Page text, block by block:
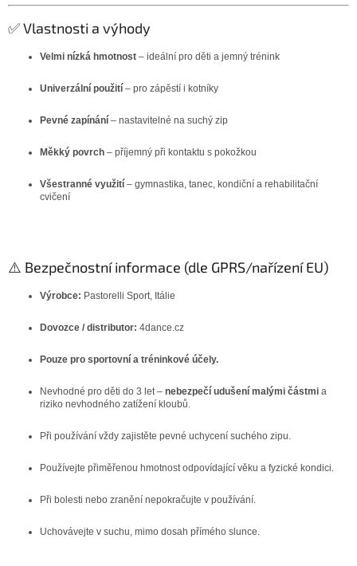
✅ Vlastnosti a výhody
Velmi nízká hmotnost – ideální pro děti a jemný trénink
Univerzální použití – pro zápěstí i kotníky
Pevné zapínání – nastavitelné na suchý zip
Měkký povrch – příjemný při kontaktu s pokožkou
Všestranné využití – gymnastika, tanec, kondiční a rehabilitační
cvičení
⚠️ Bezpečnostní informace (dle GPRS/nařízení EU)
Výrobce: Pastorelli Sport, Itálie
Dovozce / distributor: 4dance.cz
Pouze pro sportovní a tréninkové účely.
Nevhodné pro děti do 3 let – nebezpečí udušení malými částmi a
riziko nevhodného zatížení kloubů.
Při používání vždy zajistěte pevné uchycení suchého zipu.
Používejte přiměřenou hmotnost odpovídající věku a fyzické kondici.
Při bolesti nebo zranění nepokračujte v používání.
Uchovávejte v suchu, mimo dosah přímého slunce.